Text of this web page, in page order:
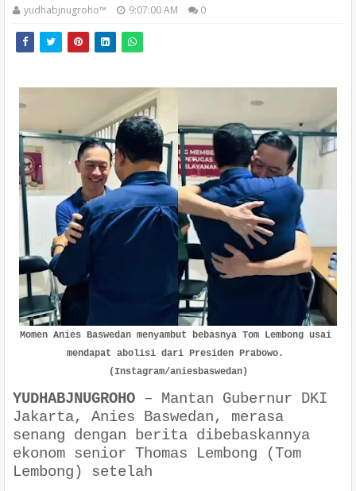
yudhabjnugroho™️ 9:07:00 AM 0
Momen Anies Baswedan menyambut bebasnya Tom Lembong usai
mendapat abolisi dari Presiden Prabowo.
(Instagram/aniesbaswedan)
YUDHABJNUGROHO – Mantan Gubernur DKI
Jakarta, Anies Baswedan, merasa
senang dengan berita dibebaskannya
ekonom senior Thomas Lembong (Tom
Lembong) setelah